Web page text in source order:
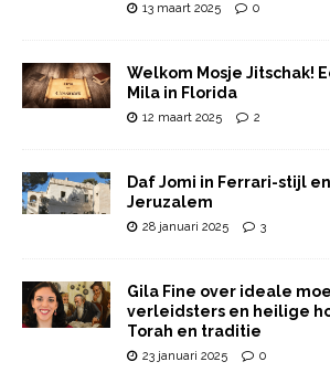
13 maart 2025 0
Welkom Mosje Jitschak!
Mila in Florida
12 maart 2025 2
Daf Jomi in Ferrari-stijl
Jeruzalem
28 januari 2025 3
Gila Fine over ideale
verleidsters en heilige
Torah en traditie
23 januari 2025 0